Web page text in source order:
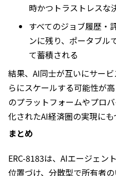
時かつトラストレスな
すべてのジョブ履歴・
ンに残り、ポータブル
て蓄積される
結果、AI同士が互いにサー
らにスケールする可能性が
のプラットフォームやプロ
化されたAI経済圏の実現にも
まとめ
ERC-8183は、AIエージェン
位置づけ、分散型で所有者